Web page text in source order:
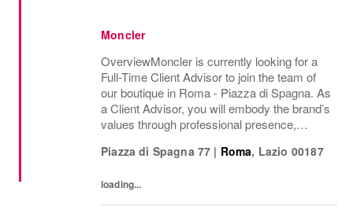
Moncler
OverviewMoncler is currently looking for a
Full-Time Client Advisor to join the team of
our boutique in Roma - Piazza di Spagna. As
a Client Advisor, you will embody the brand’s
values through professional presence,
for delivering exceptional client...
Piazza di Spagna 77 | Roma, Lazio 00187
loading...